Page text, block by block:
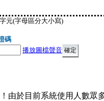
元(字母區分大小寫)
碼
播放圖檔聲音
由於目前系統使用人數眾